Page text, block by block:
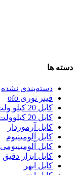
دسته ها
دسته‌بندی نشده
فیبر نوری ofo
کابل 20 کیلو ولت
کابل 20 کیلوولت
کابل آرموردار
کابل آلومینیوم
کابل آلومینیومی
کابل ابزار دقیق
کابل ابهر